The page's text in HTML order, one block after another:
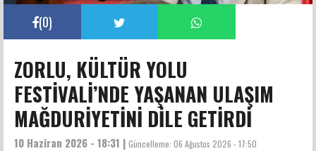
(0)
ZORLU, KÜLTÜR YOLU
FESTİVALİ’NDE YAŞANAN ULAŞIM
MAĞDURİYETİNİ DİLE GETİRDİ
10 Haziran 2026 - 18:31 | Güncelleme: 06 Ağustos 2026 - 17:50